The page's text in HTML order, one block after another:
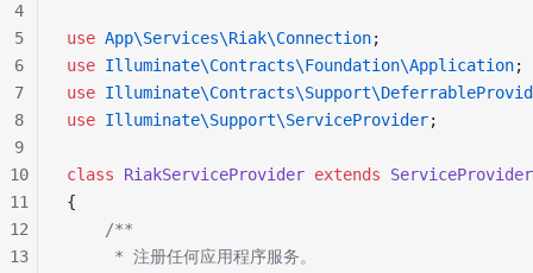
use App\Services\Riak\Connection;
use Illuminate\Contracts\Foundation\Application;
use
use Illuminate\Support\ServiceProvider;
class RiakServiceProvider extends ServiceProvider
{
    /**
     * 注册任何应用程序服务。
4
5
6
7
8
9
10
11
12
13